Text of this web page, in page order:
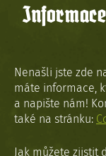
Nenašli jste zde
máte informace,
a napište nám!
také na stránku:
Jak můžete zjistit